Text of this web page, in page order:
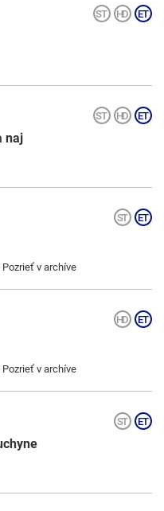
naj
Pozrieť v archíve
Pozrieť v archíve